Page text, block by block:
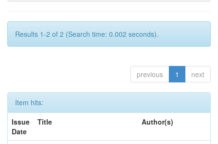
Results 1-2 of 2 (Search time: 0.002 seconds).
previous 1 next
Item hits:
Issue
Date
Title Author(s)